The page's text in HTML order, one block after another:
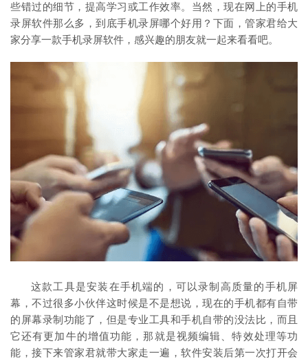
些错过的细节，提高学习或工作效率。当然，现在网上的手机
录屏软件那么多，到底手机录屏哪个好用？下面，管家君给大
家分享一款手机录屏软件，感兴趣的朋友就一起来看看吧。
这款工具是安装在手机端的，可以录制高质量的手机屏
幕，不过很多小伙伴这时候是不是想说，现在的手机都有自带
的屏幕录制功能了，但是专业工具和手机自带的没法比，而且
它还有更加牛的增值功能，那就是视频编辑、特效处理等功
能，接下来管家君就带大家走一遍，软件安装后第一次打开会